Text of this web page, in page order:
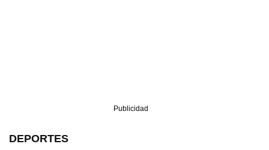
Publicidad
DEPORTES